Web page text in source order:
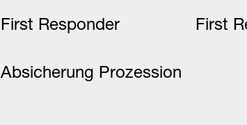
First Responder First
Absicherung Prozession